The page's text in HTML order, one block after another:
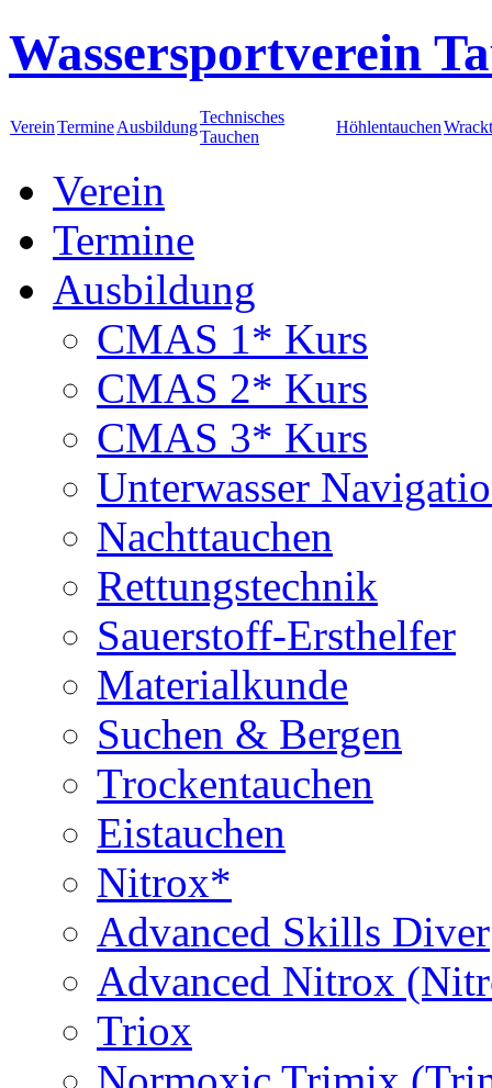
Wassersportverein
VereinTermineAusbildung
Technisches
Tauchen
Höhlentauchen
Verein
Termine
Ausbildung
CMAS 1* Kurs
CMAS 2* Kurs
CMAS 3* Kurs
Unterwasser
Nachttauchen
Rettungstechnik
Sauerstoff-Ersthelfer
Materialkunde
Suchen & Bergen
Trockentauchen
Eistauchen
Nitrox*
Advanced Skills Diver
Advanced Nitrox
Triox